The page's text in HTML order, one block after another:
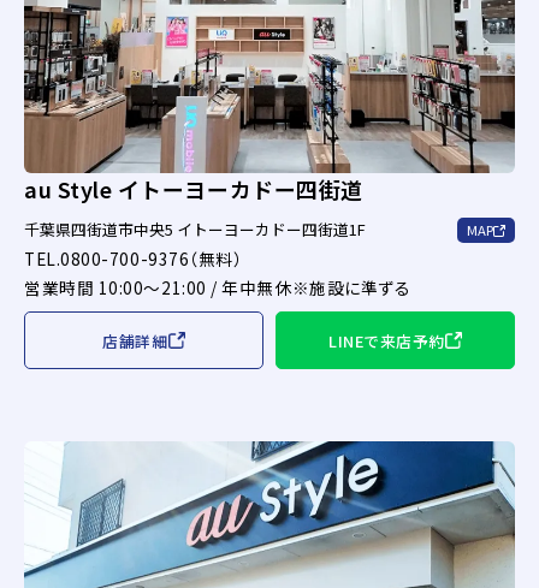
au Style イトーヨーカドー四街道
千葉県四街道市中央5 イトーヨーカドー四街道1F MAP
TEL.0800-700-9376（無料）
営業時間 10:00～21:00 / 年中無休※施設に準ずる
店舗詳細 LINEで来店予約